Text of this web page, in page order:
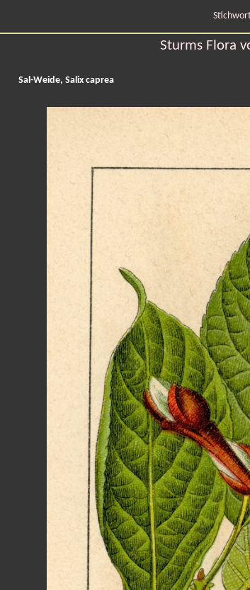
Sturms Flora
Sal-Weide, Salix caprea